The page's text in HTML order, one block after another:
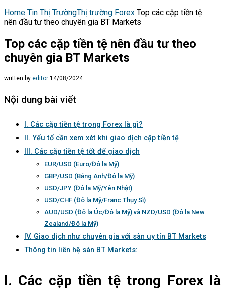
Home Tin Thị TrườngThị trường Forex Top các cặp tiền tệ
nên đầu tư theo chuyên gia BT Markets
Top các cặp tiền tệ nên đầu tư theo
chuyên gia BT Markets
written by editor 14/08/2024
Nội dung bài viết
I. Các cặp tiền tệ trong Forex là gì?
II. Yếu tố cần xem xét khi giao dịch cặp tiền tệ
III. Các cặp tiền tệ tốt để giao dịch
EUR/USD (Euro/Đô la Mỹ)
GBP/USD (Bảng Anh/Đô la Mỹ)
USD/JPY (Đô la Mỹ/Yên Nhật)
USD/CHF (Đô la Mỹ/Franc Thụy Sĩ)
AUD/USD (Đô la Úc/Đô la Mỹ) và NZD/USD (Đô la New
Zealand/Đô la Mỹ)
IV. Giao dịch như chuyên gia với sàn uy tín BT Markets
Thông tin liên hệ sàn BT Markets:
I. Các cặp tiền tệ trong Forex là